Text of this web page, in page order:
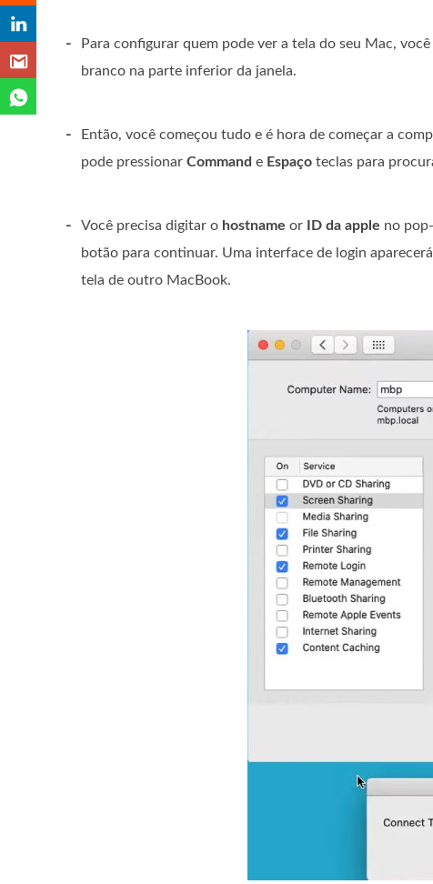
- Para configurar quem pode ver a tela do seu Mac,
branco na parte inferior da janela.
-
Então, você começou tudo e é hora de começar a
pode pressionar Command e Espaço teclas para
- Você precisa digitar o hostname or ID da apple no
botão para continuar. Uma interface de login
tela de outro MacBook.